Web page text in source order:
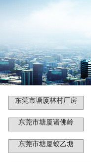
东莞市塘厦林村厂房
东莞市塘厦诸佛岭
东莞市塘厦蛟乙塘